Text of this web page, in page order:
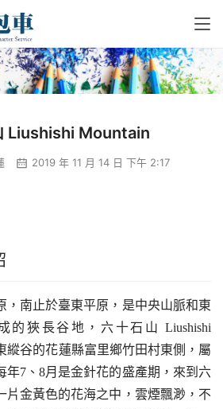
Liushishi Mountain
2019 年 11 月 14 日 下午 2:17
，南止於臺東平原，是中央山脈和東
的狹長谷地，六十石山 Liushishi
縱谷的花蓮縣富里鄉竹田村東側，屬
年7、8月是金針花的盛產期，來到六
片金黃色的花海之中，雲煙飄渺，不